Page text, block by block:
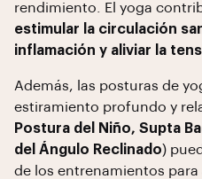
rendimiento. El yoga
estimular la circulación
inflamación y aliviar la
Además, las posturas de
estiramiento profundo y
Postura del Niño, Supta
del Ángulo Reclinado)
de los entrenamientos